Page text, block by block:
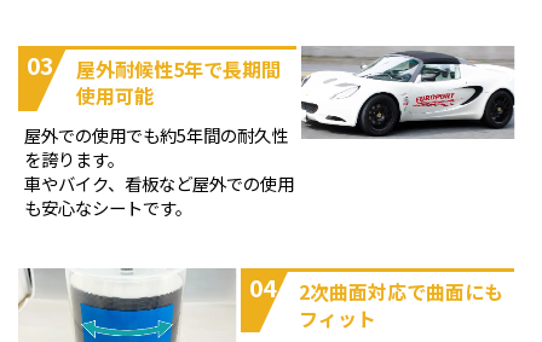
03
屋外耐候性5年で長期間
使用可能
屋外での使用でも約5年間の耐久性
を誇ります。
車やバイク、看板など屋外での使用
も安心なシートです。
04
2次曲面対応で曲面にも
フィット